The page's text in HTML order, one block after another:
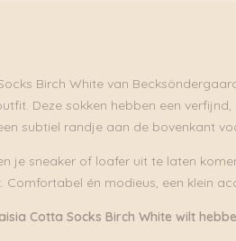
Birch White van
Deze sokken hebben een
subtiel randje aan de bovenkant
je sneaker of loafer uit te laten
Comfortabel én modieus, een klein
Cotta Socks Birch White wilt